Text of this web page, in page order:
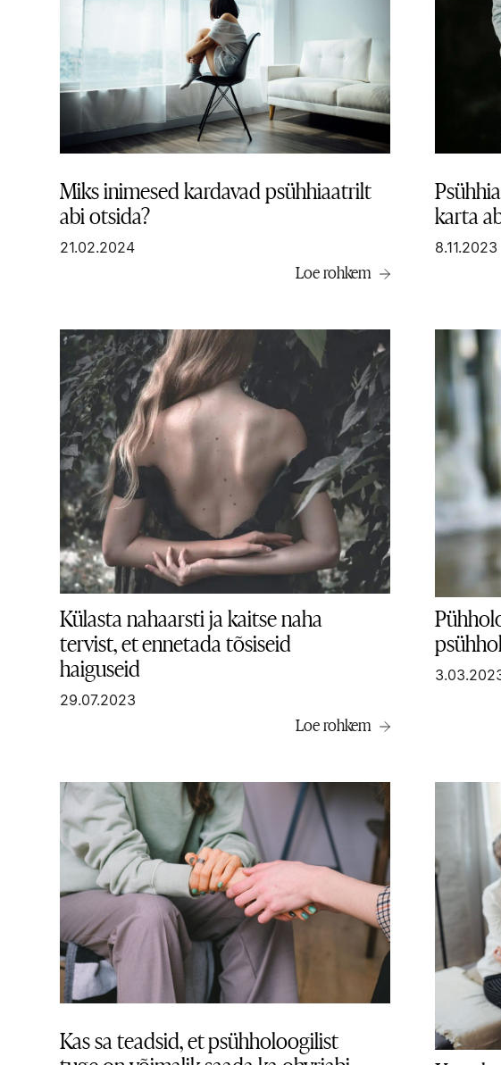
Miks inimesed kardavad psühhiaatrilt
abi otsida?
21.02.2024
Loe rohkem
karta
8.11.2023
Külasta nahaarsti ja kaitse naha
tervist, et ennetada tõsiseid
haiguseid
29.07.2023
Loe rohkem
Kas sa teadsid, et psühholoogilist